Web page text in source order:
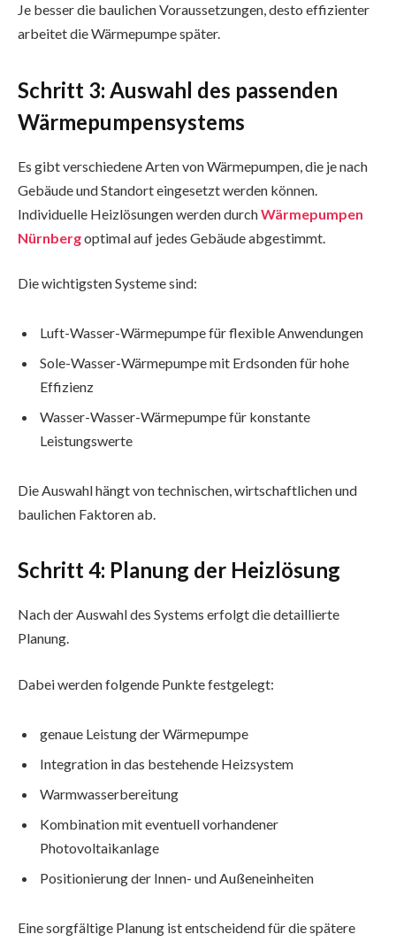
Je besser die baulichen Voraussetzungen, desto effizienter
arbeitet die Wärmepumpe später.
Schritt 3: Auswahl des passenden
Wärmepumpensystems
Es gibt verschiedene Arten von Wärmepumpen, die je nach
Gebäude und Standort eingesetzt werden können.
Individuelle Heizlösungen werden durchWärmepumpen
Nürnbergoptimal auf jedes Gebäude abgestimmt.
Die wichtigsten Systeme sind:
Luft-Wasser-Wärmepumpe für flexible Anwendungen
Sole-Wasser-Wärmepumpe mit Erdsonden für hohe
Effizienz
Wasser-Wasser-Wärmepumpe für konstante
Leistungswerte
Die Auswahl hängt von technischen, wirtschaftlichen und
baulichen Faktoren ab.
Schritt 4: Planung der Heizlösung
Nach der Auswahl des Systems erfolgt die detaillierte
Planung.
Dabei werden folgende Punkte festgelegt:
genaue Leistung der Wärmepumpe
Integration in das bestehende Heizsystem
Warmwasserbereitung
Kombination mit eventuell vorhandener
Photovoltaikanlage
Positionierung der Innen- und Außeneinheiten
Eine sorgfältige Planung ist entscheidend für die spätere